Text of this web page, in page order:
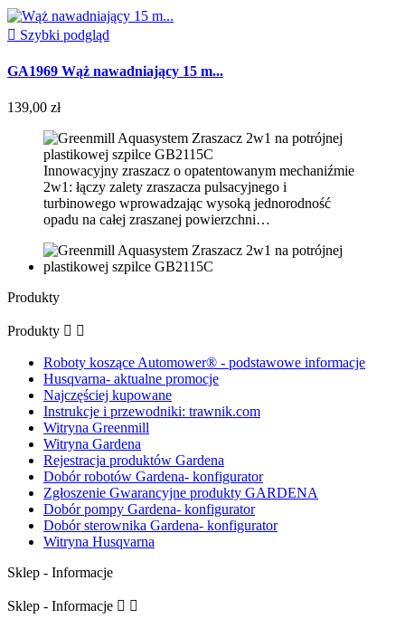
 Szybki podgląd
GA1969 Wąż nawadniający 15 m...
139,00 zł
Innowacyjny zraszacz o opatentowanym mechaniźmie
2w1: łączy zalety zraszacza pulsacyjnego i
turbinowego wprowadzając wysoką jednorodność
opadu na całej zraszanej powierzchni…
Produkty
Produkty  
Roboty koszące Automower® - podstawowe informacje
Husqvarna- aktualne promocje
Najczęściej kupowane
Instrukcje i przewodniki: trawnik.com
Witryna Greenmill
Witryna Gardena
Rejestracja produktów Gardena
Dobór robotów Gardena- konfigurator
Zgłoszenie Gwarancyjne produkty GARDENA
Dobór pompy Gardena- konfigurator
Dobór sterownika Gardena- konfigurator
Witryna Husqvarna
Sklep - Informacje
Sklep - Informacje  